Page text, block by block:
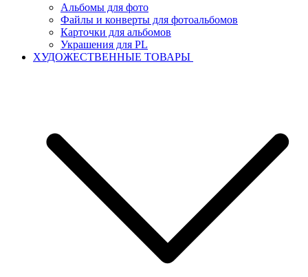
Альбомы для фото
Файлы и конверты для фотоальбомов
Карточки для альбомов
Украшения для PL
ХУДОЖЕСТВЕННЫЕ ТОВАРЫ